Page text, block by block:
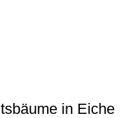
in Eiche